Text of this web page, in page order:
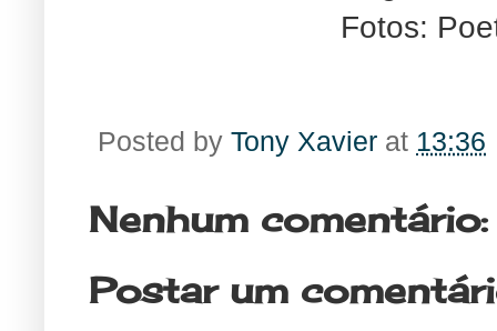
Fotos:
Posted by Tony Xavier at 13:36
Nenhum comentário:
Postar um